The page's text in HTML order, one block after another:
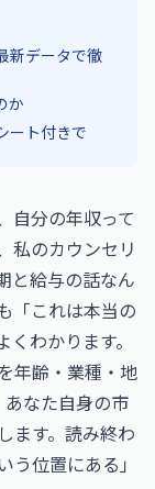
新データで徹
か
ート付きで
自分の年収って
私のカウンセリ
と給与の話なん
「これは本当の
わかります。
年齢・業種・地
なた自身の市
ます。読み終わ
位置にある」